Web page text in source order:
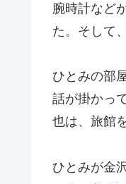
腕時計など
た。そして
ひとみの部
話が掛かっ
也は、旅館
ひとみが金